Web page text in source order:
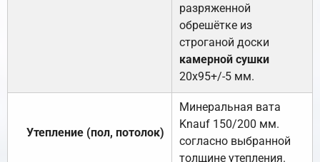
разряженной
обрешётке из
строганой доски
камерной сушки
20х95+/-5 мм.
Утепление (пол, потолок)
Минеральная вата
Knauf 150/200 мм.
согласно выбранной
толщине утепления.